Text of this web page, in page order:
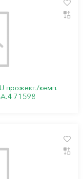
прожект./кемп.
71598